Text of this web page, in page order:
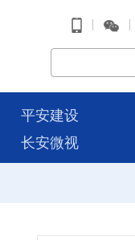
| |
平安建设
长安微视